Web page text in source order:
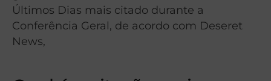
Últimos Dias mais citado durante a
Conferência Geral, de acordo com Deseret
News,